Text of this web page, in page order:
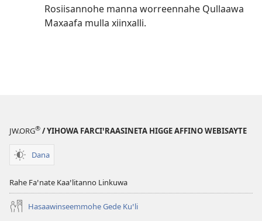
Rosiisannohe manna worreennahe Qullaawa
Maxaafa mulla xiinxalli.
JW.ORG® / YIHOWA FARCIꞌRAASINETA HIGGE AFFINO WEBISAYTE
Dana
Rahe Faꞌnate Kaaꞌlitanno Linkuwa
Hasaawinseemmohe Gede Kuꞌli